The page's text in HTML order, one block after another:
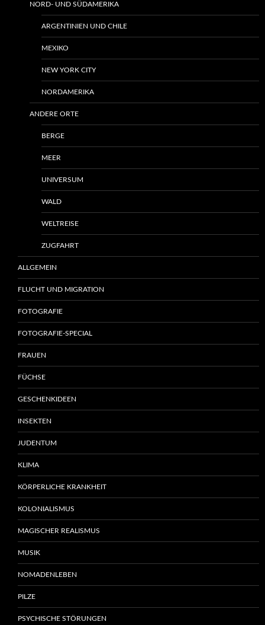
NORD- UND SÜDAMERIKA
ARGENTINIEN UND CHILE
MEXIKO
NEW YORK CITY
NORDAMERIKA
ANDERE ORTE
BERGE
MEER
UNIVERSUM
WALD
WELTREISE
ZUGFAHRT
ALLGEMEIN
FLUCHT UND MIGRATION
FOTOGRAFIE
FOTOGRAFIE-SPECIAL
FRAUEN
FÜCHSE
GESCHENKIDEEN
INSEKTEN
JUDENTUM
KLIMA
KÖRPERLICHE KRANKHEIT
KOLONIALISMUS
MAGISCHER REALISMUS
MUSIK
NOMADENLEBEN
PILZE
PSYCHISCHE STÖRUNGEN